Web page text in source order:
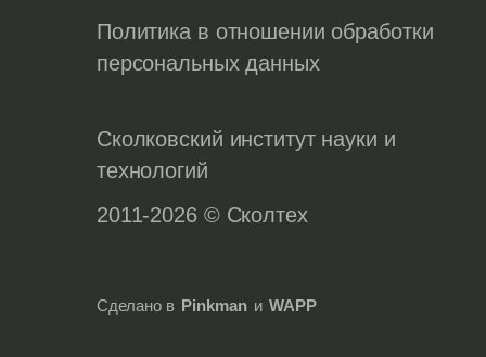
Политика в отношении обработки
персональных данных
Сколковский институт науки и
технологий
2011-2026 © Сколтех
Сделано в Pinkman и WAPP